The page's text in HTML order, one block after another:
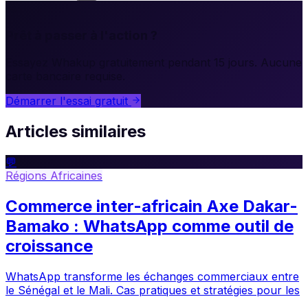
Essayez Whakup gratuitement pendant 15 jours. Aucune
Démarrer l'essai gratuit
Articles similaires
💬
Régions Africaines
Commerce inter-africain Axe Dakar-
Bamako : WhatsApp comme outil de
croissance
WhatsApp transforme les échanges commerciaux entre
le Sénégal et le Mali. Cas pratiques et stratégies pour les